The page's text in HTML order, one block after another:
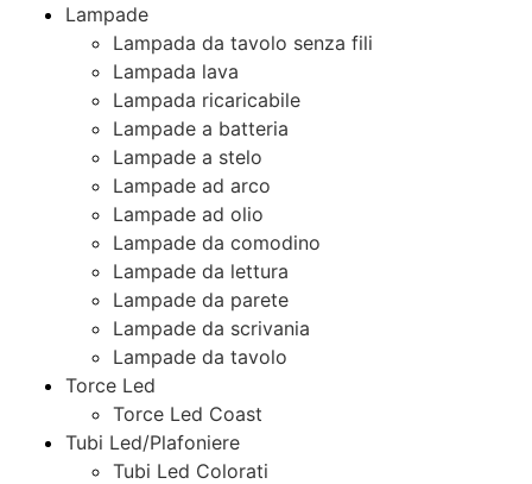
Lampade
Lampada da tavolo senza fili
Lampada lava
Lampada ricaricabile
Lampade a batteria
Lampade a stelo
Lampade ad arco
Lampade ad olio
Lampade da comodino
Lampade da lettura
Lampade da parete
Lampade da scrivania
Lampade da tavolo
Torce Led
Torce Led Coast
Tubi Led/Plafoniere
Tubi Led Colorati